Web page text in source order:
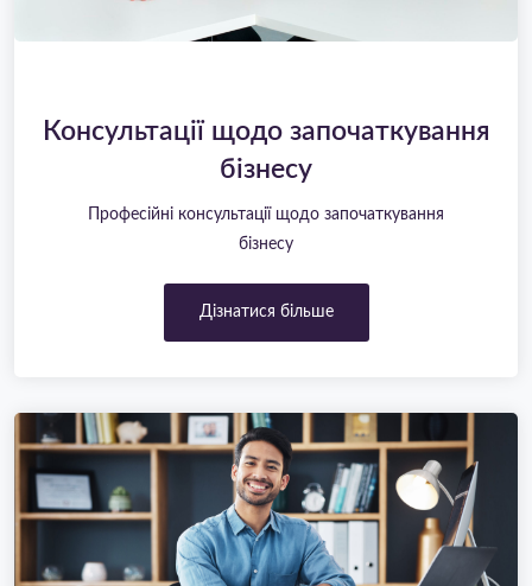
Консультації щодо започаткування
бізнесу
Професійні консультації щодо започаткування
бізнесу
Дізнатися більше